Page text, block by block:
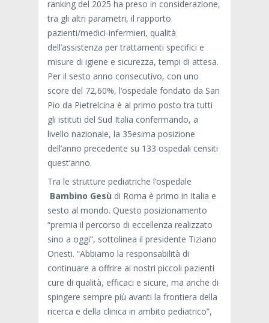
ranking del 2025 ha preso in considerazione,
tra gli altri parametri, il rapporto
pazienti/medici-infermieri, qualità
dell’assistenza per trattamenti specifici e
misure di igiene e sicurezza, tempi di attesa.
Per il sesto anno consecutivo, con uno
score del 72,60%, l’ospedale fondato da San
Pio da Pietrelcina è al primo posto tra tutti
gli istituti del Sud Italia confermando, a
livello nazionale, la 35esima posizione
dell’anno precedente su 133 ospedali censiti
quest’anno.
Tra le strutture pediatriche l’ospedale
Bambino Gesù di Roma è primo in Italia e
sesto al mondo. Questo posizionamento
“premia il percorso di eccellenza realizzato
sino a oggi”, sottolinea il presidente Tiziano
Onesti. “Abbiamo la responsabilità di
continuare a offrire ai nostri piccoli pazienti
cure di qualità, efficaci e sicure, ma anche di
spingere sempre più avanti la frontiera della
ricerca e della clinica in ambito pediatrico”,